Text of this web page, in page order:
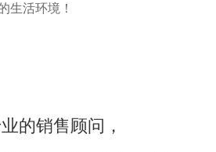
生活环境 ！
的销售顾问，